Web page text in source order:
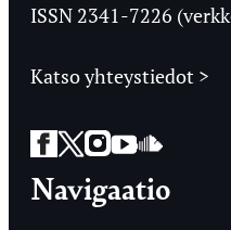
ISSN 2341-7226
Katso yhteystiedot >
Facebook
Twitter
Instagram
YouTube
Navigaatio